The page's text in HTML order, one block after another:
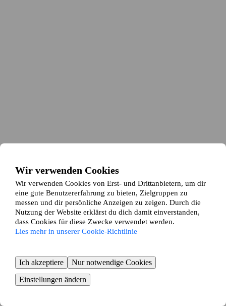
Wir verwenden Cookies
Wir verwenden Cookies von Erst- und Drittanbietern, um dir
eine gute Benutzererfahrung zu bieten, Zielgruppen zu
messen und dir persönliche Anzeigen zu zeigen. Durch die
Nutzung der Website erklärst du dich damit einverstanden,
dass Cookies für diese Zwecke verwendet werden.
Lies mehr in unserer Cookie-Richtlinie
Ich akzeptiere
Nur notwendige Cookies
Einstellungen ändern